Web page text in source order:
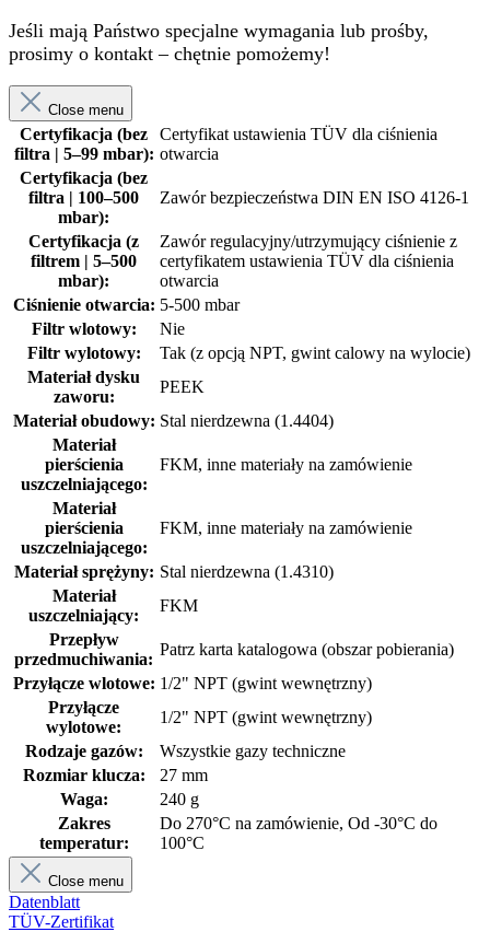
Jeśli mają Państwo specjalne wymagania lub prośby,
prosimy o kontakt – chętnie pomożemy!
Close menu
Certyfikacja (bez
filtra | 5–99 mbar):
Certyfikat ustawienia TÜV dla ciśnienia
otwarcia
Certyfikacja (bez
filtra | 100–500
mbar):
Zawór bezpieczeństwa DIN EN ISO 4126-1
Certyfikacja (z
filtrem | 5–500
mbar):
Zawór regulacyjny/utrzymujący ciśnienie z
certyfikatem ustawienia TÜV dla ciśnienia
otwarcia
Ciśnienie otwarcia: 5-500 mbar
Filtr wlotowy:
Nie
Filtr wylotowy:
Tak (z opcją NPT, gwint calowy na wylocie)
Materiał dysku
zaworu:
PEEK
Materiał obudowy: Stal nierdzewna (1.4404)
Materiał
pierścienia
uszczelniającego:
FKM, inne materiały na zamówienie
Materiał
pierścienia
uszczelniającego:
FKM, inne materiały na zamówienie
Materiał sprężyny: Stal nierdzewna (1.4310)
Materiał
uszczelniający:
FKM
Przepływ
przedmuchiwania:
Patrz karta katalogowa (obszar pobierania)
Przyłącze wlotowe: 1/2" NPT (gwint wewnętrzny)
Przyłącze
wylotowe:
1/2" NPT (gwint wewnętrzny)
Rodzaje gazów:
Wszystkie gazy techniczne
Rozmiar klucza:
27 mm
Waga:
240 g
Zakres
temperatur:
Do 270°C na zamówienie, Od -30°C do
100°C
Close menu
Datenblatt
TÜV-Zertifikat